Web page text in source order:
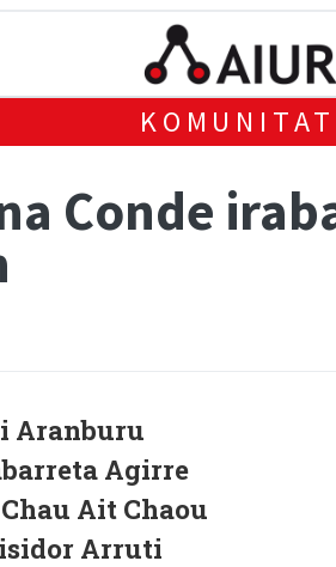
Conde
Aranburu
Agirre
Ait Chaou
Arruti